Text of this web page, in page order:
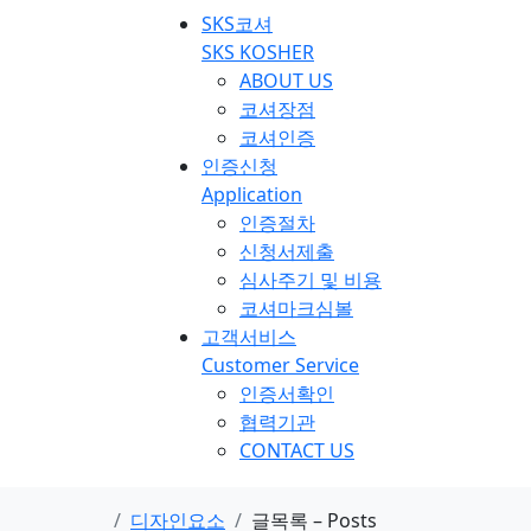
SKS코셔
SKS KOSHER
ABOUT US
코셔장점
코셔인증
인증신청
Application
인증절차
신청서제출
심사주기 및 비용
코셔마크심볼
고객서비스
Customer Service
인증서확인
협력기관
CONTACT US
디자인요소 글목록 – Posts